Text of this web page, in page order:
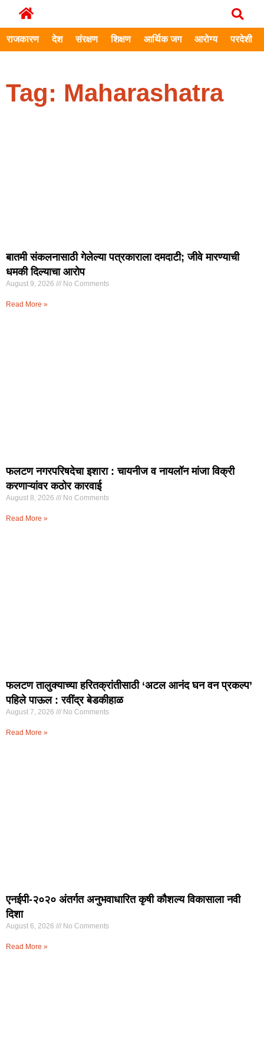
राजकारण देश संरक्षण शिक्षण आर्थिक जग आरोग्य परदेशी
Tag: Maharashatra
बातमी संकलनासाठी गेलेल्या पत्रकाराला दमदाटी; जीवे मारण्याची
धमकी दिल्याचा आरोप
August 9, 2026 No Comments
Read More »
फलटण नगरपरिषदेचा इशारा : चायनीज व नायलॉन मांजा विक्री
करणाऱ्यांवर कठोर कारवाई
August 8, 2026 No Comments
Read More »
फलटण तालुक्याच्या हरितक्रांतीसाठी ‘अटल आनंद घन वन प्रकल्प’
पहिले पाऊल : रवींद्र बेडकीहाळ
August 7, 2026 No Comments
Read More »
एनईपी-२०२० अंतर्गत अनुभवाधारित कृषी कौशल्य विकासाला नवी
दिशा
August 6, 2026 No Comments
Read More »